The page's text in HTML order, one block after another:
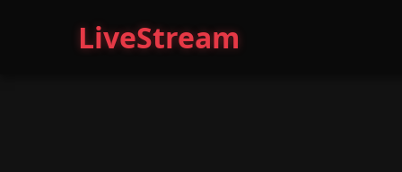
LiveStream